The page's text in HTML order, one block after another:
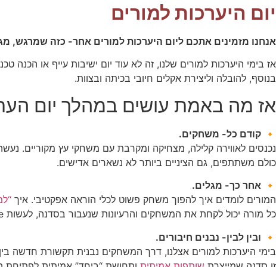
יום היערכות למורים
אנחנו מזמינים אתכם ליום היערכות למורים אחר- כזה
אז בימי היערכות למורים שלנו, זה לא עוד יום ישיבות עייף או
בנוסף, להובלה וליצירת אקלים חיובי בכיתה ובצוות.
אז מה באמת עושים במהלך יום
🔸 קודם כל- משחקים.
נכנסים לאווירה קלילה, מצחיקה ומקרבת עם משחקי עץ מקוריים.
כולם משתתפים, גם הציניים ביותר לא נשארים אדישים.
🔸 אחר כך- מגלים.
המורים לומדים איך להפוך משחק פשוט לכלי הוראה אפקטיבי. איך
כל מורה יכול לקחת את המשחקים והרעיונות שנעבור בסדנה, לעשות copy-paste. או לחלופין, להתאים אותו למקצועו, או למטרה רגשית-חברתית שהוא רוצה לקדם בכיתה.
🔸 ובין לבין- נבנים חיבורים.
בימי היערכות למורים אצלנו, דרך המשחקים נבנית תקשורת חדשה
שיווק
שיתוף
העניין
וההתנהגות
הגלישה
מגדילים
את הסיכוי
לראות תוכן
והצעות
אישית.